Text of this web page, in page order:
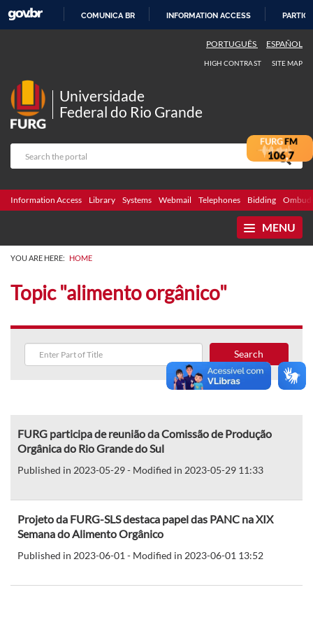
COMUNICA BR INFORMATION ACCESS
PORTUGUÊS ESPAÑOL
HIGH CONTRAST SITE MAP
Universidade
Federal do Rio Grande
Information Access Library Systems Webmail Telephones Bidding
MENU
YOU ARE HERE: HOME
Topic "alimento orgânico"
Search
FURG participa de reunião da Comissão de Produção
Orgânica do Rio Grande do Sul
Published in 2023-05-29 - Modified in 2023-05-29 11:33
Projeto da FURG-SLS destaca papel das PANC na XIX
Semana do Alimento Orgânico
Published in 2023-06-01 - Modified in 2023-06-01 13:52